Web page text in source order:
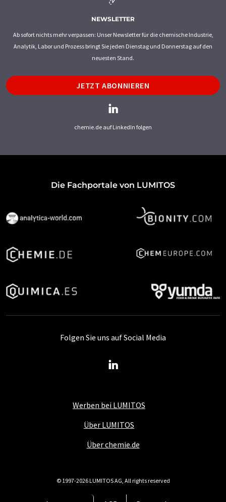
NEWSLETTER
Ab sofort nichts mehr verpassen: Unser Newsletter für die chemische Industrie,
Analytik, Labor und Prozess bringt Sie jeden Dienstag und Donnerstag auf den
neuesten Stand.
JETZT ABONNIEREN
chemie.de auf LinkedIn folgen
Die Fachportale von LUMITOS
Werben bei LUMITOS
Über LUMITOS
Über chemie.de
Folgen Sie uns auf Social Media
© 1997-2026 LUMITOS AG, All rights reserved